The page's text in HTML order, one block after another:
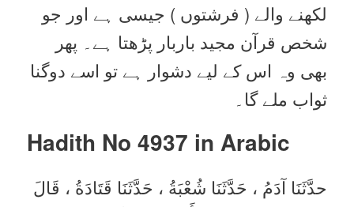
لکھنے والے ( فرشتوں ) جیسی ہے اور جو
شخص قرآن مجید باربار پڑھتا ہے۔ پھر
بھی وہ اس کے لیے دشوار ہے تو اسے دوگنا
ثواب ملے گا۔
Hadith No 4937 in Arabic
حدَّثَنَا آدَمُ ، حَدَّثَنَا شُعْبَةُ ، حَدَّثَنَا قَتَادَةُ ، قَالَ